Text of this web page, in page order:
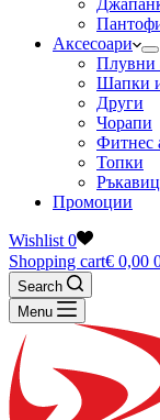
Аксесоари
Плувни
Шапки
Други
Чорапи
Фитнес
Топки
Промоции
Wishlist 0
Shopping cart€ 0,00
Search
Menu